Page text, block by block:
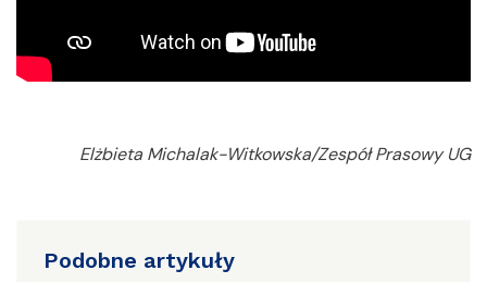
Elżbieta Michalak-Witkowska/Zespół Prasowy UG
Podobne artykuły